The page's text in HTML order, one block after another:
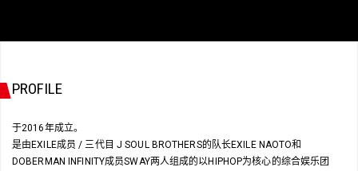
PROFILE
于2016年成立。
是由EXILE成员 / 三代目 J SOUL BROTHERS的队长EXILE NAOTO和
DOBERMAN INFINITY成员SWAY两人组成的以HIPHOP为核心的综合娱乐团